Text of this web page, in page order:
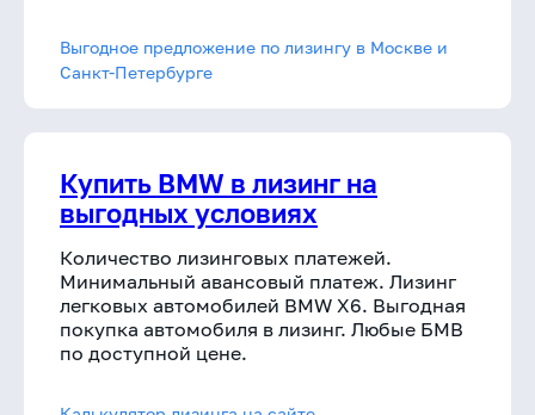
Выгодное предложение по лизингу в Москве и
Санкт-Петербурге
Купить BMW в лизинг на
выгодных условиях
Количество лизинговых платежей.
Минимальный авансовый платеж. Лизинг
легковых автомобилей BMW X6. Выгодная
покупка автомобиля в лизинг. Любые БМВ
по доступной цене.